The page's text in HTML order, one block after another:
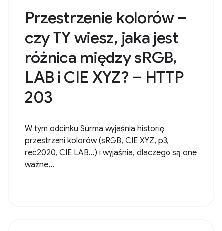
Przestrzenie kolorów –
czy TY wiesz, jaka jest
różnica między sRGB,
LAB i CIE XYZ? – HTTP
203
W tym odcinku Surma wyjaśnia historię
przestrzeni kolorów (sRGB, CIE XYZ, p3,
rec2020, CIE LAB...) i wyjaśnia, dlaczego są one
ważne...